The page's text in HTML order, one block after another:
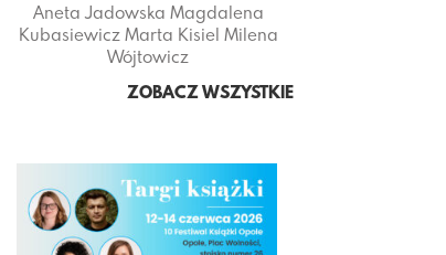
Aneta Jadowska Magdalena
Kubasiewicz Marta Kisiel Milena
Wójtowicz
ZOBACZ WSZYSTKIE